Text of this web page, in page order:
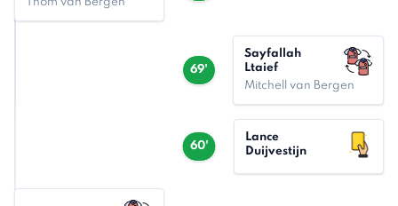
69'
Sayfallah
Ltaief
Mitchell van Bergen
60'
Lance
Duijvestijn